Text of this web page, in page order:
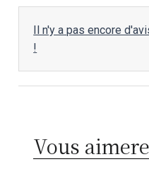
Il n'y a pas encore
!
Vous